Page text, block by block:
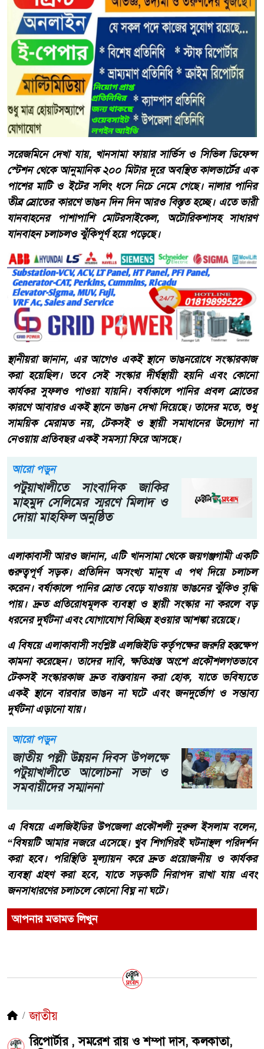
সরেজমিনে দেখা যায়, খানসামা ফায়ার সার্ভিস ও সিভিল ডিফেন্স
স্টেশন থেকে আনুমানিক ২০০ মিটার দূরে অবস্থিত কালভার্টের এক
পাশের মাটি ও ইটের সলিং ধসে নিচে নেমে গেছে। নালার পানির
তীব্র স্রোতের কারণে ভাঙন দিন দিন আরও বিস্তৃত হচ্ছে। এতে ভারী
যানবাহনের পাশাপাশি মোটরসাইকেল, অটোরিকশাসহ সাধারণ
যানবাহন চলাচলও ঝুঁকিপূর্ণ হয়ে পড়েছে।
স্থানীয়রা জানান, এর আগেও একই স্থানে ভাঙনরোধে সংস্কারকাজ
করা হয়েছিল। তবে সেই সংস্কার দীর্ঘস্থায়ী হয়নি এবং কোনো
কার্যকর সুফলও পাওয়া যায়নি। বর্ষাকালে পানির প্রবল স্রোতের
কারণে আবারও একই স্থানে ভাঙন দেখা দিয়েছে। তাদের মতে, শুধু
সাময়িক মেরামত নয়, টেকসই ও স্থায়ী সমাধানের উদ্যোগ না
নেওয়ায় প্রতিবছর একই সমস্যা ফিরে আসছে।
আরো পড়ুন
পটুয়াখালীতে সাংবাদিক জাকির
মাহমুদ সেলিমের স্মরণে মিলাদ ও
দোয়া মাহফিল অনুষ্ঠিত
এলাকাবাসী আরও জানান, এটি খানসামা থেকে জয়গঞ্জগামী একটি
গুরুত্বপূর্ণ সড়ক। প্রতিদিন অসংখ্য মানুষ এ পথ দিয়ে চলাচল
করেন। বর্ষাকালে পানির স্রোত বেড়ে যাওয়ায় ভাঙনের ঝুঁকিও বৃদ্ধি
পায়। দ্রুত প্রতিরোধমূলক ব্যবস্থা ও স্থায়ী সংস্কার না করলে বড়
ধরনের দুর্ঘটনা এবং যোগাযোগ বিচ্ছিন্ন হওয়ার আশঙ্কা রয়েছে।
এ বিষয়ে এলাকাবাসী সংশ্লিষ্ট এলজিইডি কর্তৃপক্ষের জরুরি হস্তক্ষেপ
কামনা করেছেন। তাদের দাবি, ক্ষতিগ্রস্ত অংশে প্রকৌশলগতভাবে
টেকসই সংস্কারকাজ দ্রুত বাস্তবায়ন করা হোক, যাতে ভবিষ্যতে
একই স্থানে বারবার ভাঙন না ঘটে এবং জনদুর্ভোগ ও সম্ভাব্য
দুর্ঘটনা এড়ানো যায়।
আরো পড়ুন
জাতীয় পল্লী উন্নয়ন দিবস উপলক্ষে
পটুয়াখালীতে আলোচনা সভা ও
সমবায়ীদের সম্মাননা
এ বিষয়ে এলজিইডির উপজেলা প্রকৌশলী নুরুল ইসলাম বলেন,
“বিষয়টি আমার নজরে এসেছে। খুব শিগগিরই ঘটনাস্থল পরিদর্শন
করা হবে। পরিস্থিতি মূল্যায়ন করে দ্রুত প্রয়োজনীয় ও কার্যকর
ব্যবস্থা গ্রহণ করা হবে, যাতে সড়কটি নিরাপদ রাখা যায় এবং
জনসাধারণের চলাচলে কোনো বিঘ্ন না ঘটে।
আপনার মতামত লিখুন
জাতীয়
রিপোর্টার , সমরেশ রায় ও শম্পা দাস, কলকাতা,